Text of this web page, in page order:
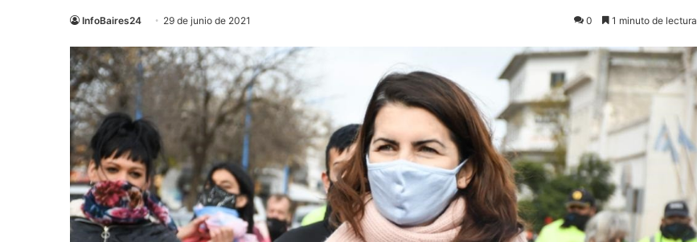
InfoBaires24 29 de junio de 2021 0 1 minuto de lectura